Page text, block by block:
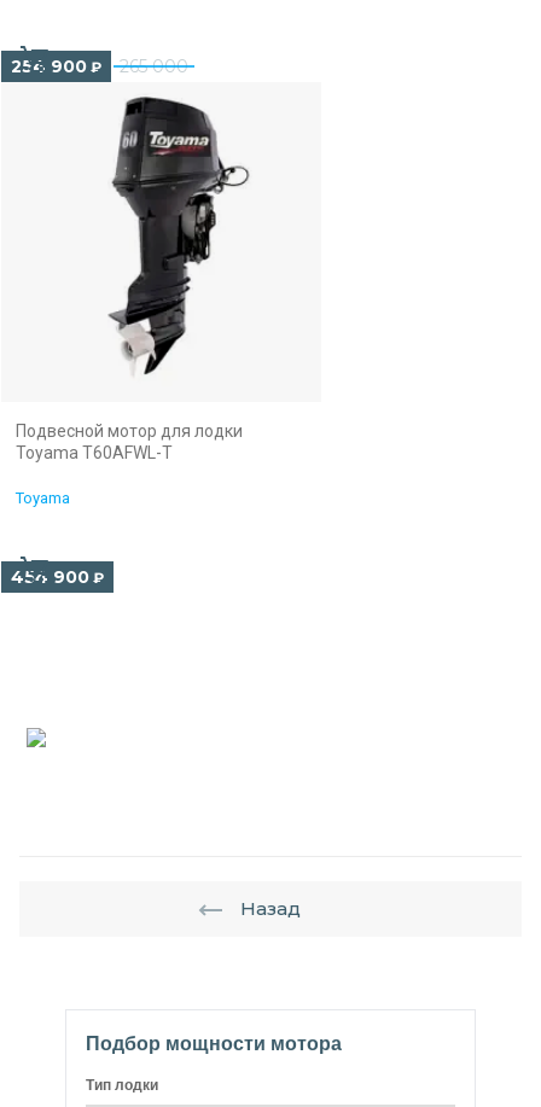
Подбор мощности мотора
Тип лодки
265 000
254 900 ₽
Подвесной мотор для лодки
Toyama T60AFWL-T
Toyama
454 900 ₽
Назад